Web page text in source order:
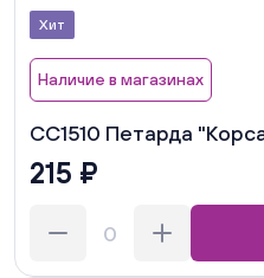
Хит
Наличие в магазинах
СС1510 Петарда
215 ₽